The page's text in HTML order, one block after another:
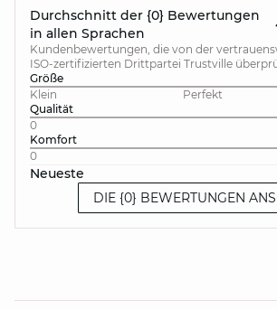
Durchschnitt der {0} Bewertungen
in allen Sprachen
Kundenbewertungen, die von der
ISO-zertifizierten Drittpartei Trustville
Größe
Klein
Perfekt
Qualität
0
Komfort
0
Neueste
DIE {0} BEWERTUNGEN